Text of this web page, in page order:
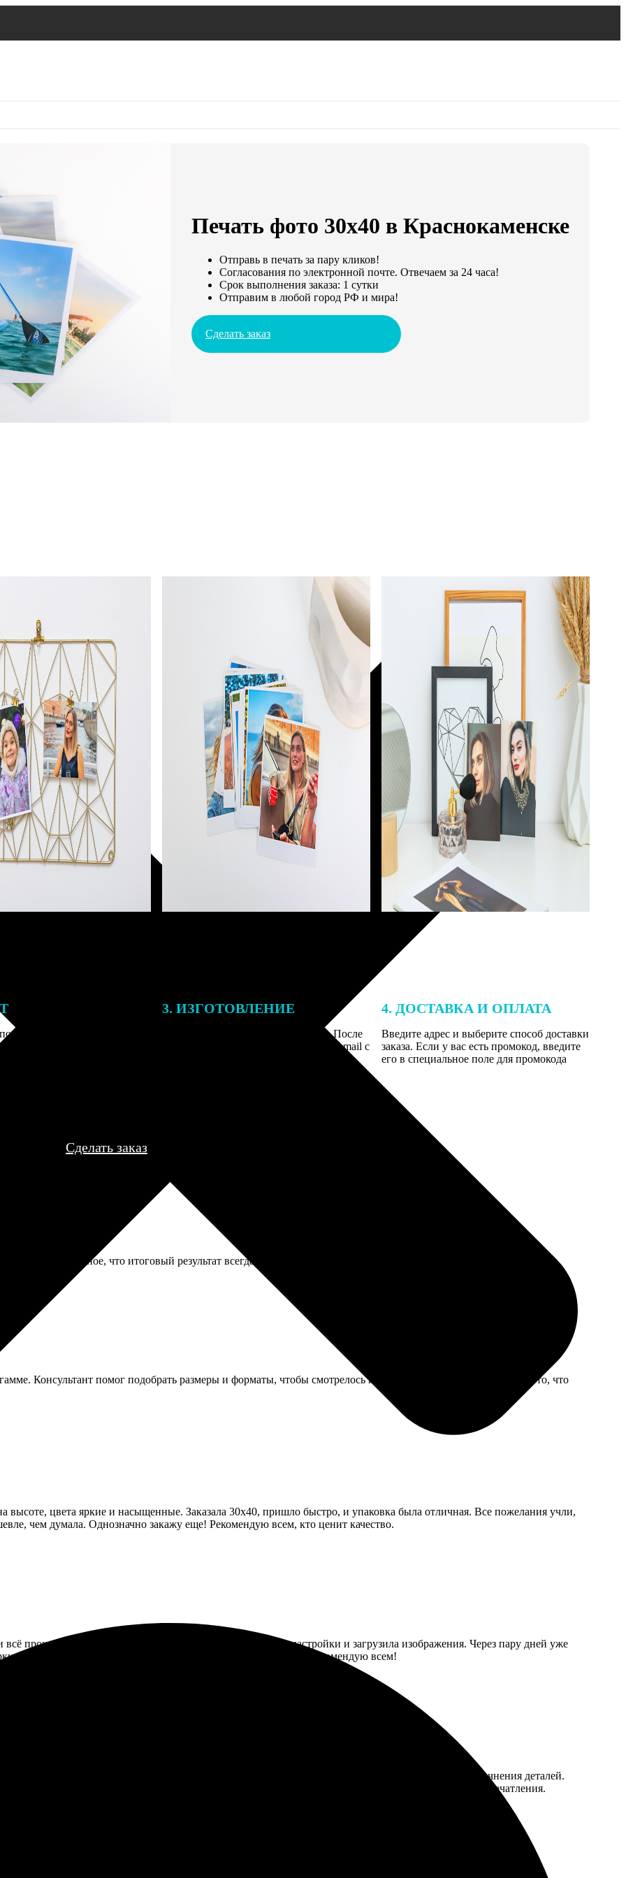
Печать фото 30х40 в Краснокаменске
Отправь в печать за пару кликов!
Согласования по электронной почте. Отвечаем за 24 часа!
Срок выполнения заказа: 1 сутки
Отправим в любой город РФ и мира!
Сделать заказ
заказа к печати
могут связаться с Вами
телефону или email для
деталей.
3. ИЗГОТОВЛЕНИЕ
Оплатите заказ банковской картой. После
оплаты получите подтверждение на email с
описанием заказа. Когда отправим заказ
4. ДОСТАВКА И ОПЛАТА
Введите адрес и выберите способ доставки
заказа. Если у вас есть промокод, введите
его в специальное поле для промокода
Сделать заказ
можно. Главное, что итоговый результат всегда соответствует ожиданиям.
Консультант помог подобрать размеры и форматы, чтобы смотрелось как ансамбль. Получилось именно то, что
высоте, цвета яркие и насыщенные. Заказала 30х40, пришло быстро, и упаковка была отличная. Все пожелания учли,
чем думала. Однозначно закажу еще! Рекомендую всем, кто ценит качество.
всё прошло легко. Сайт удобный, быстро выбрала нужные настройки и загрузила изображения. Через пару дней уже
и насыщенные. Упаковано так, что ничего не повредилось. Рекомендую всем!
простой интерфейс, все понятно и быстро. Оперативно обработали заказ и связались для уточнения деталей.
Приятно удивило, что доставили раньше, чем обещали. Результат оставил только положительные впечатления.